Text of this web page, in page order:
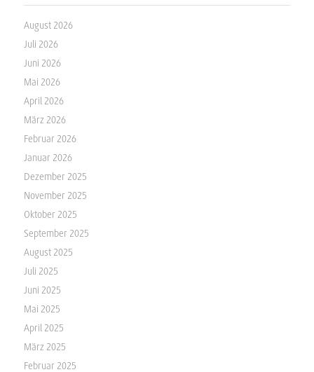
August 2026
Juli 2026
Juni 2026
Mai 2026
April 2026
März 2026
Februar 2026
Januar 2026
Dezember 2025
November 2025
Oktober 2025
September 2025
August 2025
Juli 2025
Juni 2025
Mai 2025
April 2025
März 2025
Februar 2025